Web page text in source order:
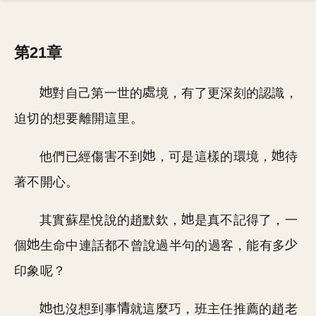
第21章
對自己第一世的
境，有了更深刻的認識，
迫切的想要離開這里。
他們已經傷害不到 ，可是這樣的環境，
待
著不開心。
其實蘇星悅說的趙默欽，
是真不記得了，一
個
生命中連話都不曾說過半句的過客，能有多
印象呢？
也沒想到事 就這麼巧，班主任推薦的趙老